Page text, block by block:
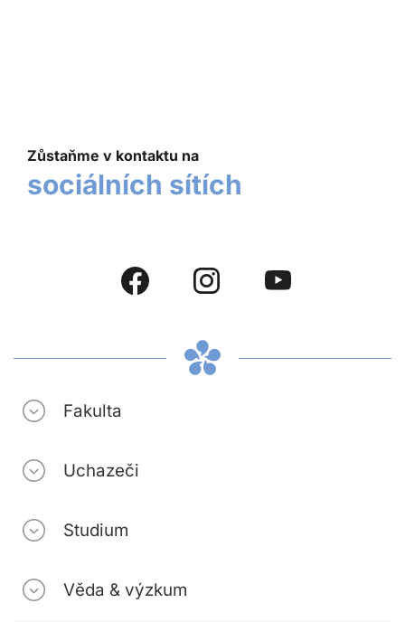
Zůstaňme v kontaktu na
sociálních sítích
Fakulta
Uchazeči
Studium
Věda & výzkum